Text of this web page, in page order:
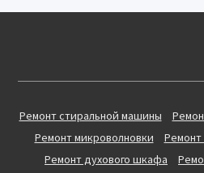
Ремонт стиральной машины
Ремонт микроволновки
Ремонт
Ремонт духового шкафа